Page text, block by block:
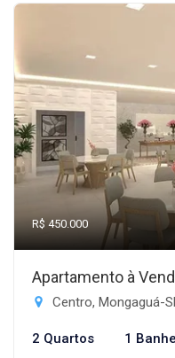
R$ 450.000
Apartamento à
Centro, Mongaguá-
2 Quartos 1